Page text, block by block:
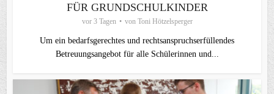
FÜR GRUNDSCHULKINDER
vor 3 Tagen von Toni Hötzelsperger
Um ein bedarfsgerechtes und rechtsanspruchserfüllendes
Betreuungsangebot für alle Schülerinnen und...